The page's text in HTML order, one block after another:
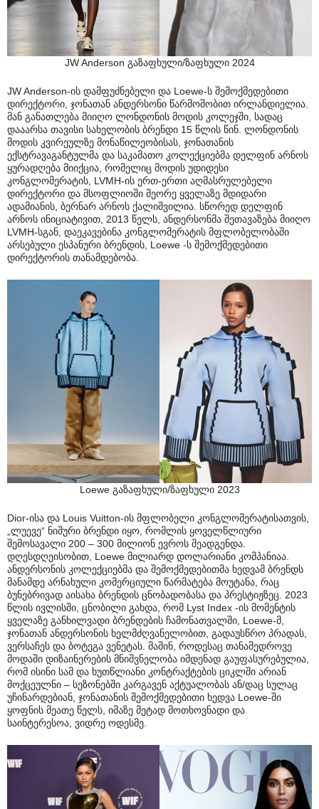
JW Anderson გაზაფხული/ზაფხული 2024
JW Anderson-ის დამფუძნებელი და Loewe-ს შემოქმედებითი
დირექტორი, ჯონათან ანდერსონი წარმოშობით ირლანდიელია.
მან განათლება მიიღო ლონდონის მოდის კოლეჯში, სადაც
დააარსა თავისი სახელობის ბრენდი 15 წლის წინ. ლონდონის
მოდის კვირეულზე მონაწილეობისას, ჯონათანის
ექსტრავაგანტულმა და საკამათო კოლექციებმა დელფინ არნოს
ყურადღება მიიქცია, რომელიც მოდის უდიდესი
კონგლომერატის, LVMH-ის ერთ-ერთი აღმასრულებელი
დირექტორი და მსოფლიოში მეორე ყველაზე მდიდარი
ადამიანის, ბერნარ არნოს ქალიშვილია. სწორედ დელფინ
არნოს ინიციატივით, 2013 წელს, ანდერსონმა შეთავაზება მიიღო
LVMH-სგან, დაეკავებინა კონგლომერატის მფლობელობაში
არსებული ესპანური ბრენდის, Loewe -ს შემოქმედებითი
დირექტორის თანამდებობა.
Loewe გაზაფხული/ზაფხული 2023
Dior-ისა და Louis Vuitton-ის მფლობელი კონგლომერატისათვის,
„ლუევე“ ნიშური ბრენდი იყო, რომლის ყოველწლიური
შემოსავალი 200 – 300 მილიონ ევროს შეადგენდა.
დღესდღეისობით, Loewe მილიარდ დოლარიანი კომპანიაა.
ანდერსონის კოლექციებმა და შემოქმედებითმა ხედვამ ბრენდს
მანამდე არნახული კომერციული წარმატება მოუტანა, რაც
ბუნებრივად აისახა ბრენდის ცნობადობასა და პრესტიჟზეც. 2023
წლის ივლისში, ცნობილი გახდა, რომ Lyst Index -ის მომენტის
ყველაზე განხილვადი ბრენდების ჩამონათვალში, Loewe-მ,
ჯონათან ანდერსონის ხელმძღვანელობით, გადაუსწრო პრადას,
ვერსაჩეს და ბოტეგა ვენეტას. მაშინ, როდესაც თანამედროვე
მოდაში დიზაინერების მნიშვნელობა იმდენად გაუფასურებულია,
რომ ისინი სამ და ხუთწლიანი კონტრაქტების ციკლში არიან
მოქცეულნი – სეზონებში კარგავენ აქტუალობას ან/დაც სულაც
უჩინარდებიან, ჯონათანის შემოქმედებითი ხედვა Loewe-ში
ყოფნის მეათე წელს, იმაზე მეტად მოთხოვნადი და
საინტერესოა, ვიდრე ოდესმე.